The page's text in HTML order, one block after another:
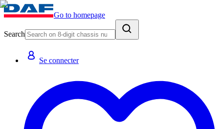
Go to homepage
Search
Se connecter